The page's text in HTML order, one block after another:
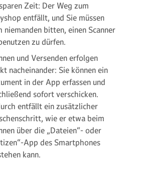
Zeit: Der Weg zum
entfällt, und Sie müssen
niemanden bitten, einen Scanner
zu dürfen.
und Versenden erfolgen
nacheinander: Sie können ein
in der App erfassen und
sofort verschicken.
entfällt ein zusätzlicher
wie er etwa beim
über die „Dateien“- oder
App des Smartphones
kann.